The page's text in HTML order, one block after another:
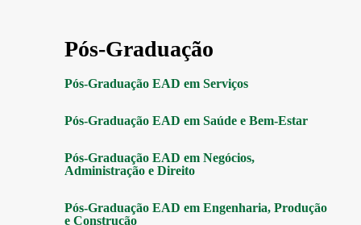
Pós-Graduação
Pós-Graduação EAD em Serviços
Pós-Graduação EAD em Saúde e Bem-Estar
Pós-Graduação EAD em Negócios,
Administração e Direito
Pós-Graduação EAD em Engenharia, Produção
e Construção